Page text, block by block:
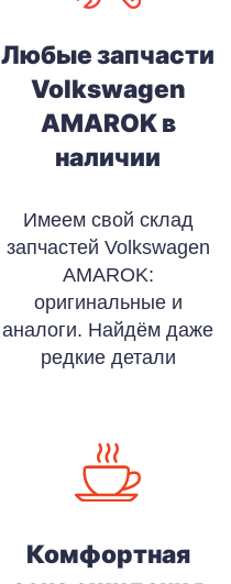
Любые запчасти
Volkswagen
AMAROK в
наличии
Имеем свой склад
запчастей Volkswagen
AMAROK:
оригинальные и
аналоги. Найдём даже
редкие детали
Комфортная